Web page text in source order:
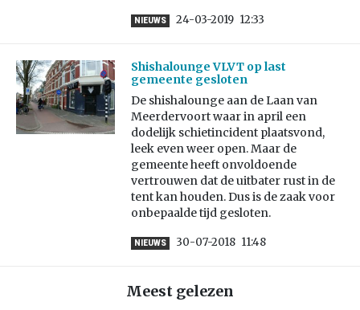
NIEUWS 24-03-2019 12:33
Shishalounge VLVT op last
gemeente gesloten
De shishalounge aan de Laan van
Meerdervoort waar in april een
dodelijk schietincident plaatsvond,
leek even weer open. Maar de
gemeente heeft onvoldoende
vertrouwen dat de uitbater rust in de
tent kan houden. Dus is de zaak voor
onbepaalde tijd gesloten.
NIEUWS 30-07-2018 11:48
Meest gelezen